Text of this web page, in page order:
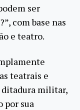
ser
com base nas
e teatro.
teatrais e
militar,
por sua